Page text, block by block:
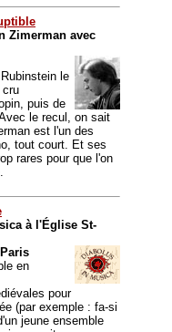
Zimerman avec
le
cru
puis de
le recul, on sait
est l'un des
tout court. Et ses
rares pour que l'on
à l'Église St-
en
pour
(par exemple : fa-si
jeune ensemble